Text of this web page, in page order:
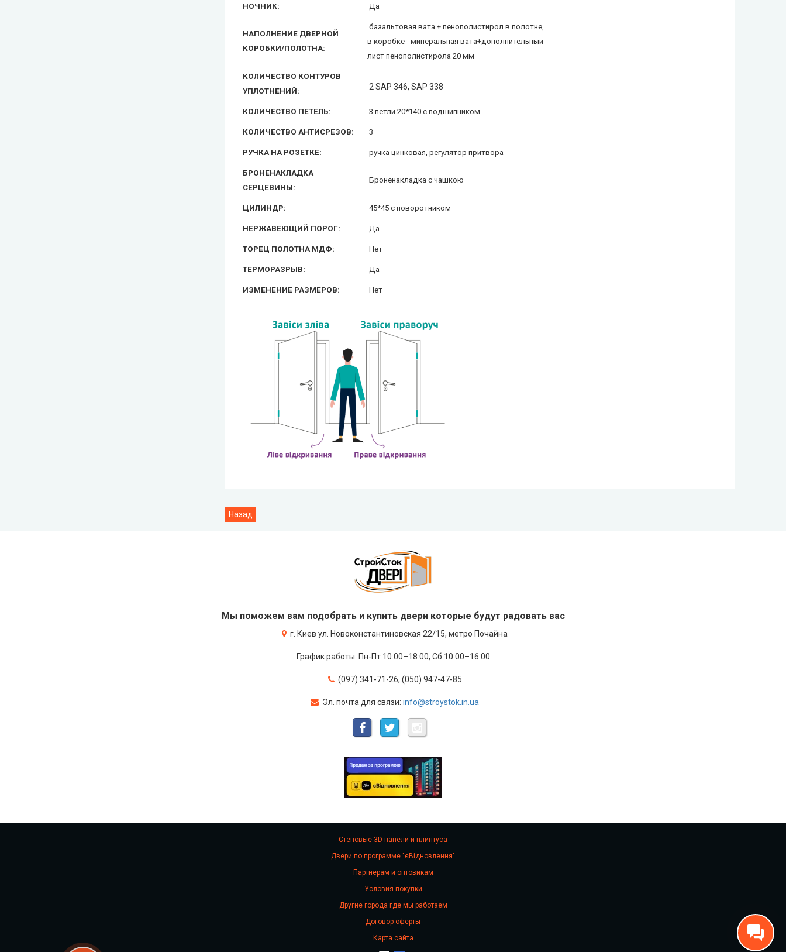
НОЧНИК: Да
НАПОЛНЕНИЕ ДВЕРНОЙ
КОРОБКИ/ПОЛОТНА:
базальтовая вата + пенополистирол в полотне,
в коробке - минеральная вата+дополнительный
лист пенополистирола 20 мм
КОЛИЧЕСТВО КОНТУРОВ
УПЛОТНЕНИЙ:
2 SAP 346, SAP 338
КОЛИЧЕСТВО ПЕТЕЛЬ: 3 петли 20*140 с подшипником
КОЛИЧЕСТВО АНТИСРЕЗОВ: 3
РУЧКА НА РОЗЕТКЕ: ручка цинковая, регулятор притвора
БРОНЕНАКЛАДКА
СЕРЦЕВИНЫ:
Броненакладка с чашкою
ЦИЛИНДР: 45*45 с поворотником
НЕРЖАВЕЮЩИЙ ПОРОГ: Да
ТОРЕЦ ПОЛОТНА МДФ: Нет
ТЕРМОРАЗРЫВ: Да
ИЗМЕНЕНИЕ РАЗМЕРОВ: Нет
Мы поможем вам подобрать и купить двери которые будут радовать вас
г. Киев ул. Новоконстантиновская 22/15, метро Почайна
График работы: Пн-Пт 10:00–18:00, Сб 10:00–16:00
(097) 341-71-26, (050) 947-47-85
Эл. почта для связи: info@stroystok.in.ua
Стеновые 3D панели и плинтуса
Двери по программе "єВідновлення"
Партнерам и оптовикам
Условия покупки
Другие города где мы работаем
Договор оферты
Карта сайта